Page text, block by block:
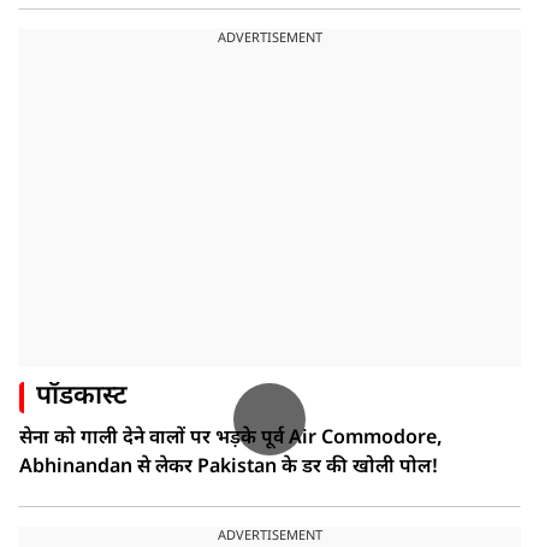
ADVERTISEMENT
पॉडकास्ट
सेना को गाली देने वालों पर भड़के पूर्व Air Commodore,
Abhinandan से लेकर Pakistan के डर की खोली पोल!
ADVERTISEMENT